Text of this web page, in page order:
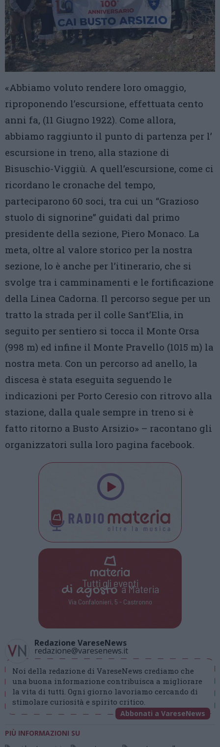
«Abbiamo voluto rendere loro omaggio,
riproponendo l’escursione, effettuata cento
anni fa, (11 Giugno 1922). Come allora,
abbiamo raggiunto il punto di partenza per l’
escursione in treno, alla stazione di
Bisuschio-Viggiù. A quell’escursione, come ci
ricordano le cronache del tempo,
parteciparono 60 soci, tra cui un “Grazioso
stuolo di signorine” guidati dal primo
presidente della sezione, Piero Monaco. La
meta, oltre al valore storico per la nostra
sezione, lo è anche per l’itinerario, che si
svolge tra i camminamenti e le fortificazione
della Linea Cadorna. Il percorso segue per un
tratto la strada per il colle Sant’Elia, in
seguito per sentiero si tocca il Monte Orsa
(998 m) ed infine il Monte Pravello (1015 m) la
nostra meta. Con un percorso ad anello, la
discesa è stata eseguita seguendo le
indicazioni per Porto Ceresio con ritrovo alla
stazione, dalla quale sempre in treno si è
fatto ritorno a Busto Arsizio» – racontano gli
organizzatori sulla loro pagina facebook.
Tutti gli eventi
di agostoa Materia
Via Confalonieri, 5 - Castronno
Redazione VareseNews
redazione@varesenews.it
Noi della redazione di VareseNews crediamo che
una buona informazione contribuisca a migliorare
la vita di tutti. Ogni giorno lavoriamo cercando di
stimolare curiosità e spirito critico.
Abbonati a VareseNews
PIÙ INFORMAZIONI SU